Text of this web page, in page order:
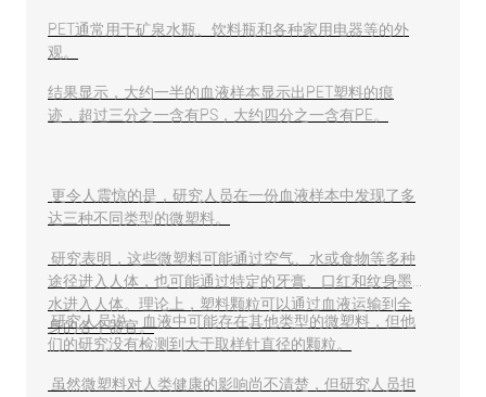
PET通常用于矿泉水瓶、饮料瓶和各种家用电器等的外
观。
结果显示，大约一半的血液样本显示出PET塑料的痕
迹，超过三分之一含有PS，大约四分之一含有PE。
更令人震惊的是，研究人员在一份血液样本中发现了多
达三种不同类型的微塑料。
研究表明，这些微塑料可能通过空气、水或食物等多种
途径进入人体，也可能通过特定的牙膏、口红和纹身墨
水进入人体。理论上，塑料颗粒可以通过血液运输到全
身的各个器官。
研究人员说，血液中可能存在其他类型的微塑料，但他
们的研究没有检测到大于取样针直径的颗粒。
虽然微塑料对人类健康的影响尚不清楚，但研究人员担